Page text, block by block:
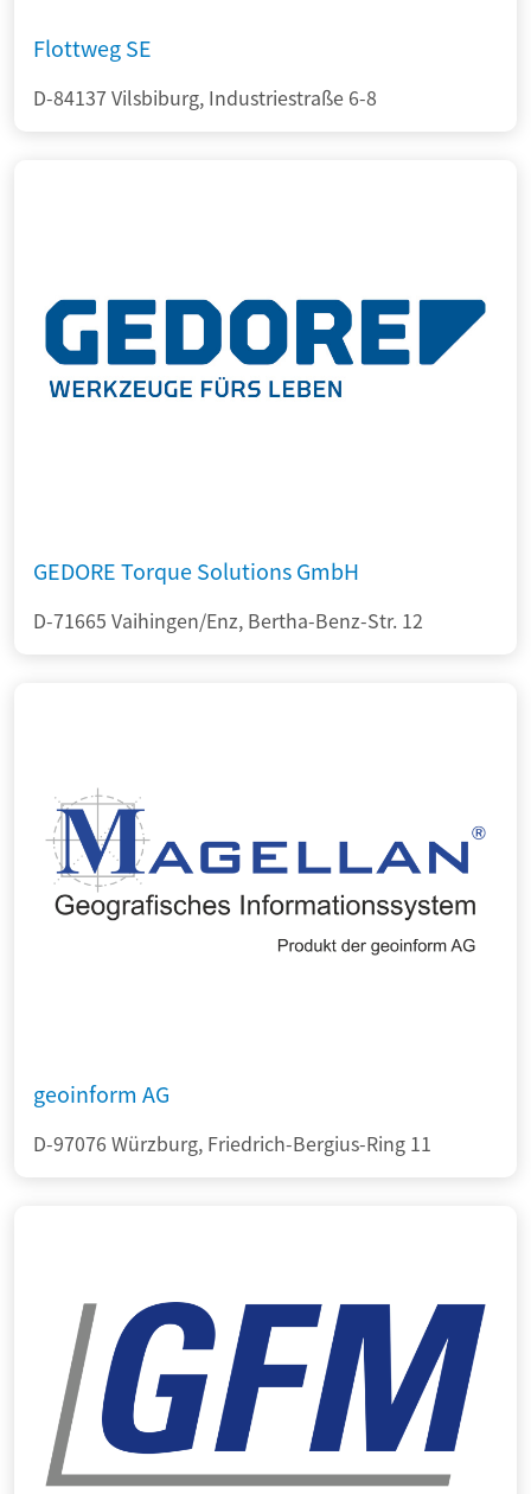
Flottweg SE
D-84137 Vilsbiburg, Industriestraße 6-8
GEDORE Torque Solutions GmbH
D-71665 Vaihingen/Enz, Bertha-Benz-Str. 12
geoinform AG
D-97076 Würzburg, Friedrich-Bergius-Ring 11